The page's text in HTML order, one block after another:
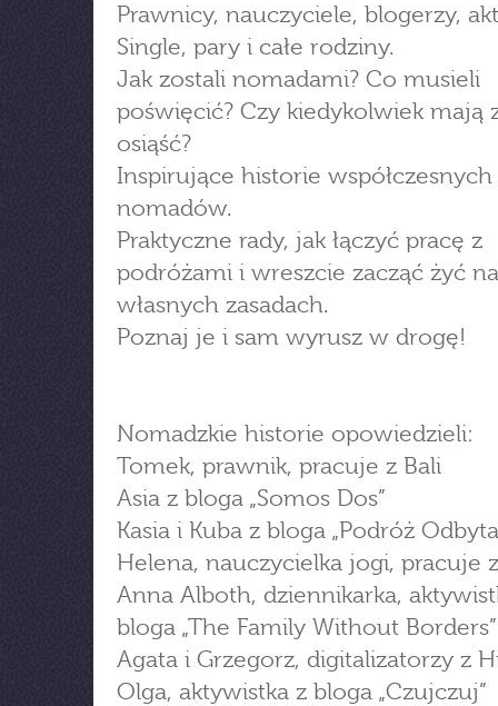
Prawnicy, nauczyciele, blogerzy,
Single, pary i całe rodziny.
Jak zostali nomadami? Co musieli
poświęcić? Czy kiedykolwiek mają
osiąść?
Inspirujące historie
nomadów.
Praktyczne rady, jak łączyć pracę z
podróżami i wreszcie zacząć żyć na
własnych zasadach.
Poznaj je i sam wyrusz w drogę!
Nomadzkie historie opowiedzieli:
Tomek, prawnik, pracuje z Bali
Asia z bloga „Somos Dos”
Kasia i Kuba z bloga „Podróż
Helena, nauczycielka jogi, pracuje
Anna Alboth, dziennikarka,
bloga „The Family Without Borders”
Agata i Grzegorz, digitalizatorzy z
Olga, aktywistka z bloga „Czujczuj”